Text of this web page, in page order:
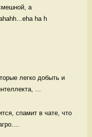
а
ha h
легко добыть и
...
спамит в чате, что